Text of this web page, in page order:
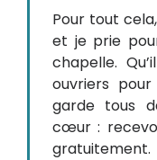
Pour tout
et je prie
chapelle.
ouvriers
garde tous
cœur :
gratuitement.